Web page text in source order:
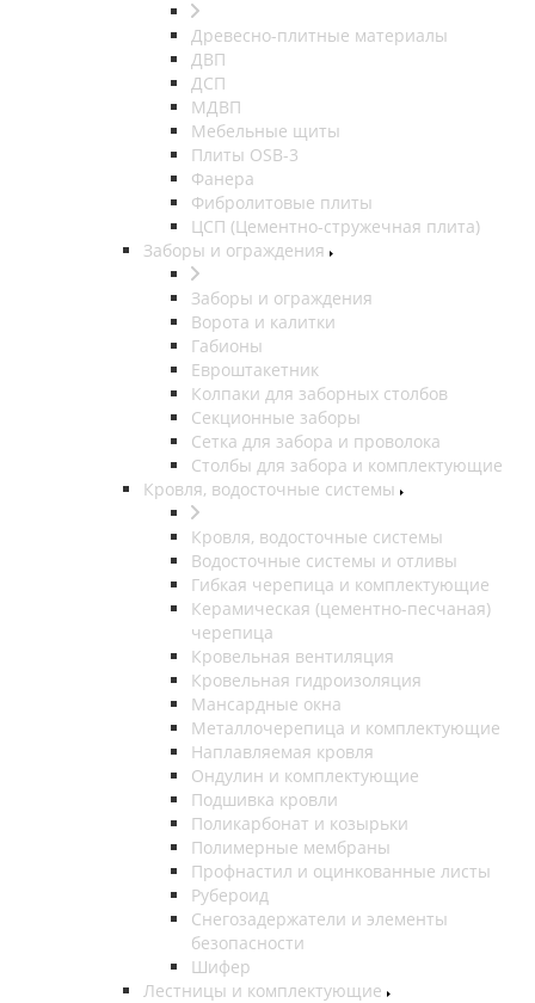
Древесно-плитные материалы
ДВП
ДСП
МДВП
Мебельные щиты
Плиты OSB-3
Фанера
Фибролитовые плиты
ЦСП (Цементно-стружечная плита)
Заборы и ограждения
Заборы и ограждения
Ворота и калитки
Габионы
Евроштакетник
Колпаки для заборных столбов
Секционные заборы
Сетка для забора и проволока
Столбы для забора и комплектующие
Кровля, водосточные системы
Кровля, водосточные системы
Водосточные системы и отливы
Гибкая черепица и комплектующие
Керамическая (цементно-песчаная)
черепица
Кровельная вентиляция
Кровельная гидроизоляция
Мансардные окна
Металлочерепица и комплектующие
Наплавляемая кровля
Ондулин и комплектующие
Подшивка кровли
Поликарбонат и козырьки
Полимерные мембраны
Профнастил и оцинкованные листы
Рубероид
Снегозадержатели и элементы
безопасности
Шифер
Лестницы и комплектующие